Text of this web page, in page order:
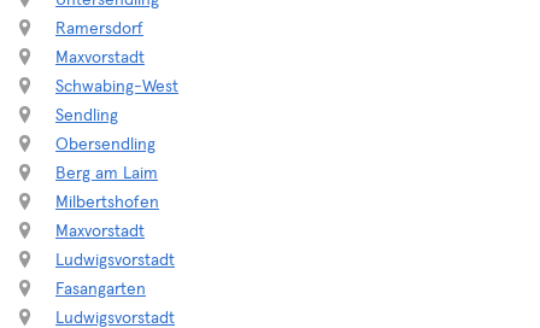
Ramersdorf
Maxvorstadt
Schwabing-West
Sendling
Obersendling
Berg am Laim
Milbertshofen
Maxvorstadt
Ludwigsvorstadt
Fasangarten
Ludwigsvorstadt